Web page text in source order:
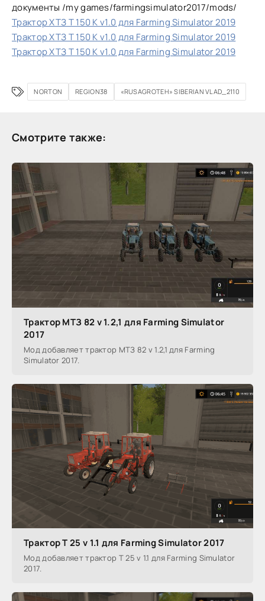
документы /my games/farmingsimulator2017/mods/
Трактор ХТЗ Т 150 К v1.0 для Farming Simulator 2019
Трактор ХТЗ Т 150 К v1.0 для Farming Simulator 2019
Трактор ХТЗ Т 150 К v1.0 для Farming Simulator 2019
NORTON REGION38 «RUSAGROTEH» SIBERIAN VLAD_2110
Смотрите также:
Трактор МТЗ 82 v 1.2,1 для Farming Simulator
2017
Мод добавляет трактор МТЗ 82 v 1.2,1 для Farming
Simulator 2017.
Трактор Т 25 v 1.1 для Farming Simulator 2017
Мод добавляет трактор Т 25 v 1.1 для Farming Simulator
2017.